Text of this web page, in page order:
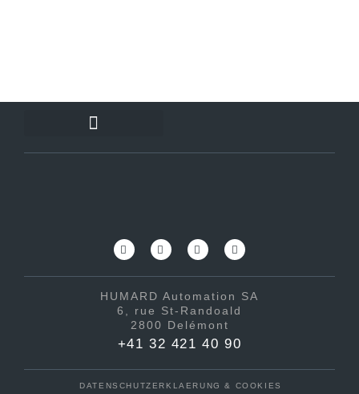
HUMARD Automation SA
6, rue St-Randoald
2800 Delémont
+41 32 421 40 90
DATENSCHUTZERKLAERUNG & COOKIES